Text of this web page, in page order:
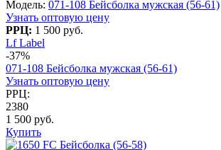
Модель: 071-108 Бейсболка мужская (56-61)
Узнать оптовую цену
РРЦ: 1 500 руб.
Lf Label
-37%
071-108 Бейсболка мужская (56-61)
Узнать оптовую цену
РРЦ:
2380
1 500 руб.
Купить